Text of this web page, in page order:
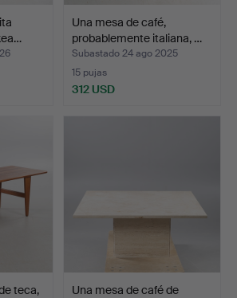
Una mesa de café,
probablemente italiana, …
Subastado 24 ago 2025
15 pujas
312 USD
teca,
Una mesa de café de